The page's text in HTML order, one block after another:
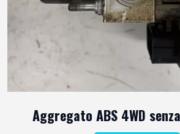
Aggregato ABS 4WD